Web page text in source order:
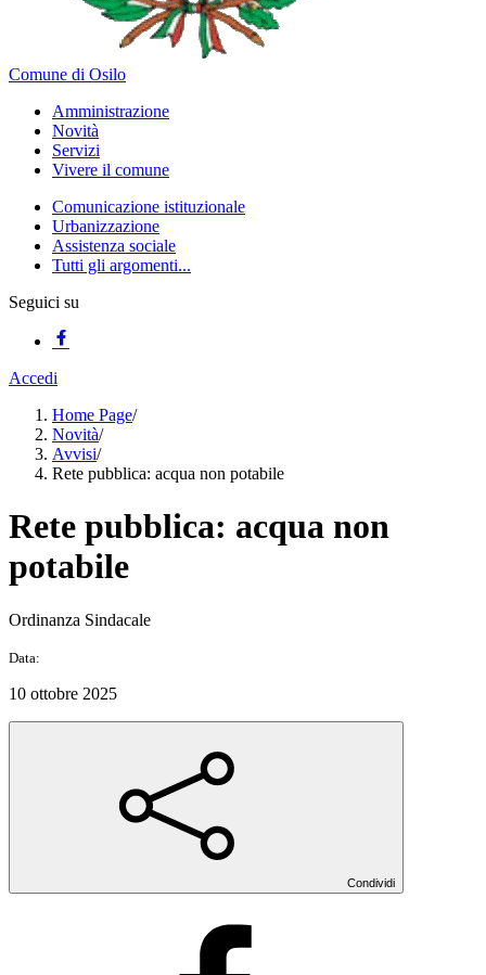
Comune di Osilo
Amministrazione
Novità
Servizi
Vivere il comune
Comunicazione istituzionale
Urbanizzazione
Assistenza sociale
Tutti gli argomenti...
Seguici su
Accedi
Home Page/
Novità/
Avvisi/
Rete pubblica: acqua non potabile
Rete pubblica: acqua non
potabile
Ordinanza Sindacale
Data:
10 ottobre 2025
Condividi